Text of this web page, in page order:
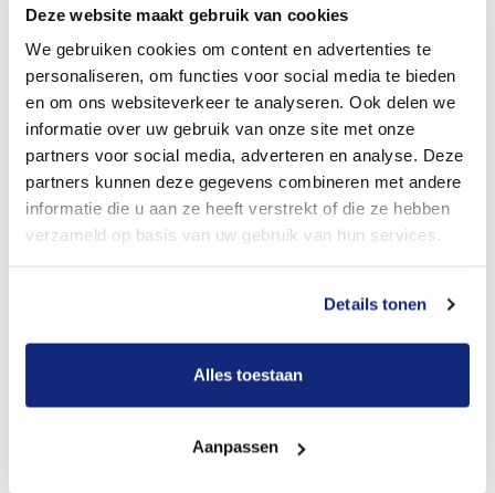
Deze website maakt gebruik van cookies
We gebruiken cookies om content en advertenties te
personaliseren, om functies voor social media te bieden
en om ons websiteverkeer te analyseren. Ook delen we
informatie over uw gebruik van onze site met onze
partners voor social media, adverteren en analyse. Deze
partners kunnen deze gegevens combineren met andere
informatie die u aan ze heeft verstrekt of die ze hebben
verzameld op basis van uw gebruik van hun services.
Details tonen
Alles toestaan
Aanpassen
verwerken en/of te registreren en/of te gebruiken voor
het verzenden van commerciële berichten, zulks in de
ruimste zin des woords, door middel van e-mail, fax,
SMS, MMS of anderszins (spammen).
Meride kan niet garanderen dat haar Site te allen tijde
en zonder onderbrekingen en/of storingen toegankelijk
is en is gerechtigd haar Site al dan niet tijdelijk buiten
gebruik te stellen en/of te beëindigen. Meride kan niet
toegebracht door mogelijke virussen, wormen, bots,
door Meride genomen voorzorgsmaatregelen, op de